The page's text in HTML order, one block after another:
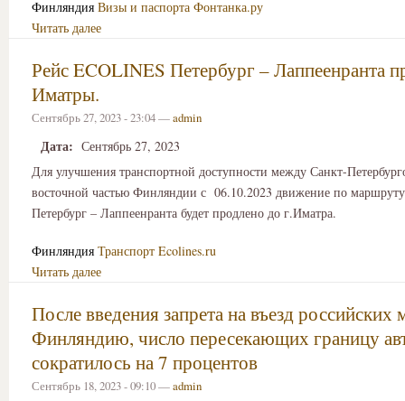
Финляндия Визы и паспорта Фонтанка.ру
Читать далее
Рейс ECOLINES Петербург – Лаппеенранта
Иматры.
Сентябрь 27, 2023 - 23:04 —admin
Дата: Сентябрь 27, 2023
Для улучшения транспортной доступности между Санкт-
восточной частью Финляндии с 06.10.2023 движение по
Петербург – Лаппеенранта будет продлено до г.Иматра.
Финляндия Транспорт Ecolines.ru
Читать далее
После введения запрета на въезд
Финляндию, число пересекающих границу
сократилось на 7 процентов
Сентябрь 18, 2023 - 09:10 —admin